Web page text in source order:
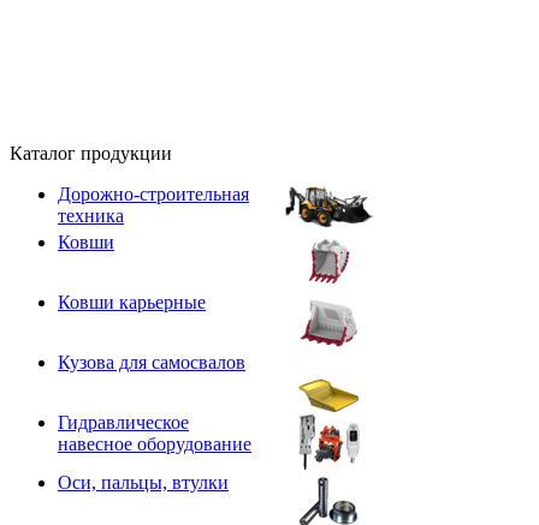
Каталог продукции
Дорожно-строительная
техника
Ковши
Ковши карьерные
Кузова для самосвалов
Гидравлическое
навесное оборудование
Оси, пальцы, втулки